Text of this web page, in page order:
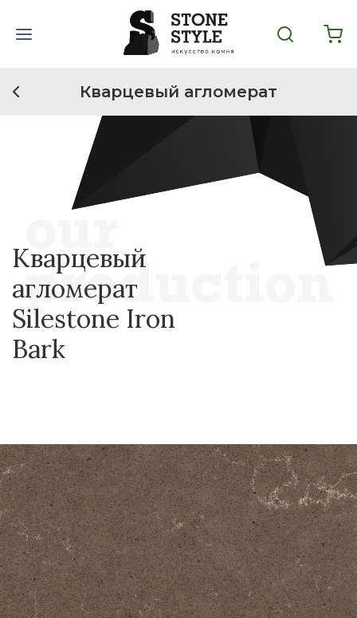
Кварцевый агломерат
Кварцевый
агломерат
Silestone Iron
Bark